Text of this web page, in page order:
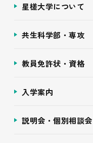
星槎大学について
共生科学部・専攻
教員免許状・資格
入学案内
説明会・個別相談会